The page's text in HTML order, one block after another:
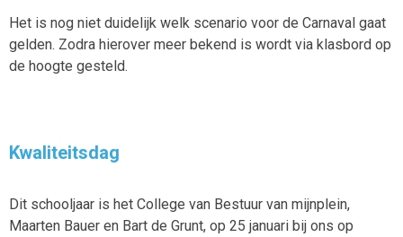
Het is nog niet duidelijk welk scenario voor de Carnaval gaat
gelden. Zodra hierover meer bekend is wordt via klasbord op
de hoogte gesteld.
Kwaliteitsdag
Dit schooljaar is het College van Bestuur van mijnplein,
Maarten Bauer en Bart de Grunt, op 25 januari bij ons op